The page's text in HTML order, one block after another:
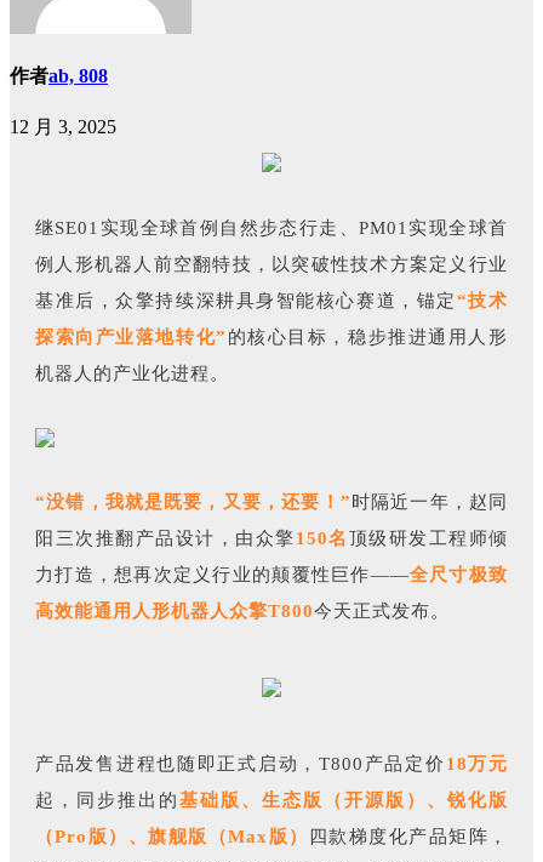
作者ab, 808
12 月 3, 2025
继SE01实现全球首例自然步态行走、PM01实现全球首
例人形机器人前空翻特技，以突破性技术方案定义行业
基准后，众擎持续深耕具身智能核心赛道，锚定“技术
探索向产业落地转化” 的核心目标，稳步推进通用人形
机器人的产业化进程。
“没错，我就是既要，又要，还要！”时隔近一年，赵同
阳三次推翻产品设计，由众擎150名顶级研发工程师倾
力打造，想再次定义行业的颠覆性巨作——全尺寸极致
高效能通用人形机器人众擎T800今天正式发布。
产品发售进程也随即正式启动，T800产品定价 18万元
起，同步推出的基础版、生态版（开源版）、锐化版
（Pro版）、旗舰版（Max版）
四款梯度化产品矩阵，